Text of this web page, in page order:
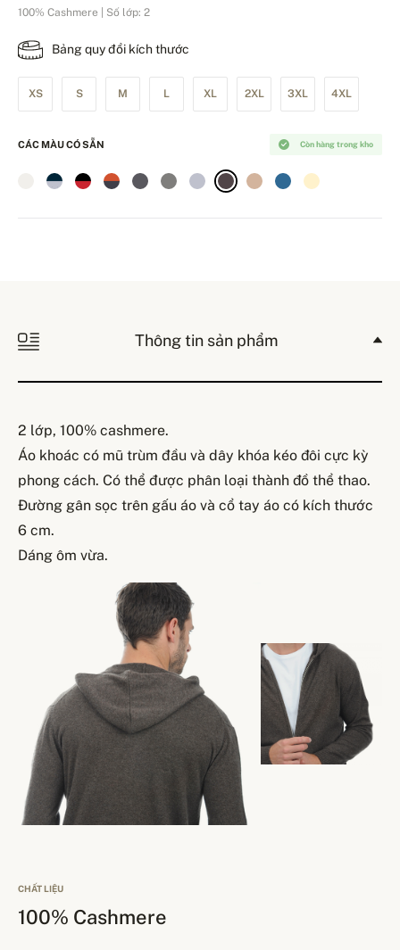
100% Cashmere | Số lớp: 2
Bảng quy đổi kích thước
XS S M L XL 2XL 3XL 4XL
Còn hàng trong kho
CÁC MÀU CÓ SẴN
Thông tin sản phẩm
2 lớp, 100% cashmere.
Áo khoác có mũ trùm đầu và dây khóa kéo đôi cực kỳ
phong cách. Có thể được phân loại thành đồ thể thao.
Đường gân sọc trên gấu áo và cổ tay áo có kích thước
6 cm.
Dáng ôm vừa.
CHẤT LIỆU
100% Cashmere